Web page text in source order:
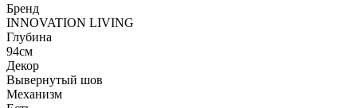
Бренд
INNOVATION LIVING
Глубина
94см
Декор
Вывернутый шов
Механизм